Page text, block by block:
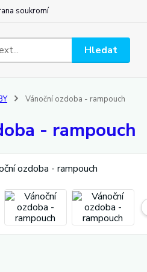
soukromí
Hledat
Vánoční ozdoba - rampouch
- rampouch